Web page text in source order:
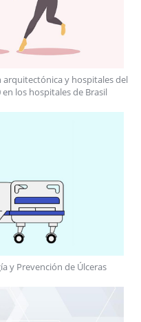
arquitectónica y hospitales del
los hospitales de Brasil
y Prevención de Úlceras